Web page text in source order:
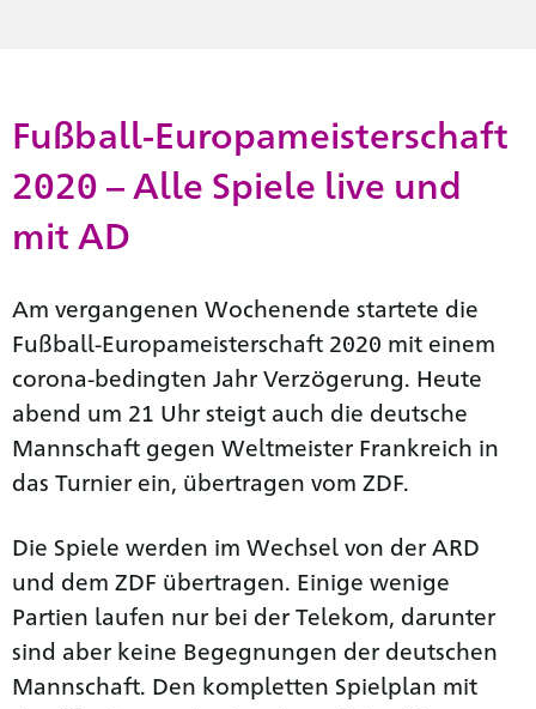
Fußball-Europameisterschaft
2020 – Alle Spiele live und
mit AD
Am vergangenen Wochenende startete die
Fußball-Europameisterschaft 2020 mit einem
corona-bedingten Jahr Verzögerung. Heute
abend um 21 Uhr steigt auch die deutsche
Mannschaft gegen Weltmeister Frankreich in
das Turnier ein, übertragen vom ZDF.
Die Spiele werden im Wechsel von der ARD
und dem ZDF übertragen. Einige wenige
Partien laufen nur bei der Telekom, darunter
sind aber keine Begegnungen der deutschen
Mannschaft. Den kompletten Spielplan mit